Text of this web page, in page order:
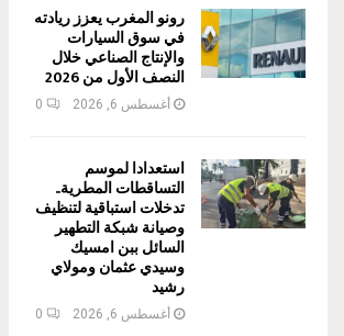
رونو المغرب يعزز ريادته
في سوق السيارات
والإنتاج الصناعي خلال
النصف الأول من 2026
أغسطس 6, 2026 0
استعدادا لموسم
التساقطات المطرية..
تدخلات استباقية لتنظيف
وصيانة شبكة التطهير
السائل ببن امسيك
وسيدي عثمان ومولاي
رشيد
أغسطس 6, 2026 0